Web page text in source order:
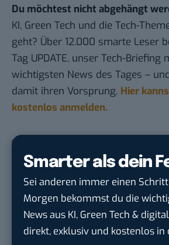
Smarter als dein
Sei anderen immer einen
Morgen bekommst du die
News aus KI, Green Tech &
direkt, exklusiv und kostenlos in
Du möchtest nicht abgehängt
KI, Green Tech und die Tech-
geht? Über 12.000 smarte Leser
Tag UPDATE, unser Tech-Briefing
wichtigsten News des Tages –
damit ihren Vorsprung. Hier
kostenlos anmelden.
moveUP Media GmbH in
Anforderungs- und
touristische...